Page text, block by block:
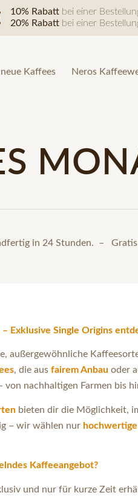
10% Rabattbei einer
20% Rabattbei einer
Kaffees Neros
in 24 Stunden. – Gratis
Exklusive Single Origins
außergewöhnliche
, die aus fairem Anbau oder
von nachhaltigen Farmen bis
bieten dir die Möglichkeit,
– wir wählen nur
Kaffeeangebot?
und nur für kurze Zeit